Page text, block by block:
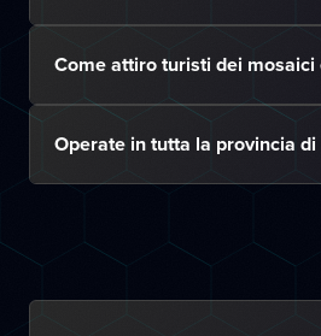
Come attiro turisti dei mosaici
Operate in tutta la provincia di